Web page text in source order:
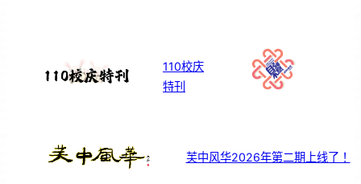
110校庆
特刊
芙中风华2026年第二期上线了！